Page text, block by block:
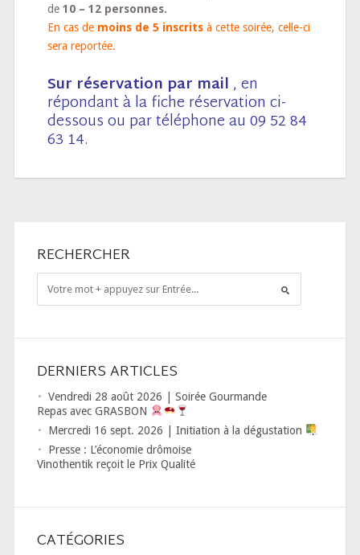
de10 – 12 personnes.
En cas de moins de 5 inscrits à cette soirée, celle-ci
sera reportée.
Sur réservation par mail, en
répondant à la fiche réservation ci-
dessous ou par téléphone au 09 52 84
63 14.
RECHERCHER
DERNIERS ARTICLES
Vendredi 28 août 2026 | Soirée Gourmande
Repas avec GRASBON
Mercredi 16 sept. 2026 | Initiation à la dégustation
Presse : L’économie drômoise
Vinothentik reçoit le Prix Qualité
CATÉGORIES